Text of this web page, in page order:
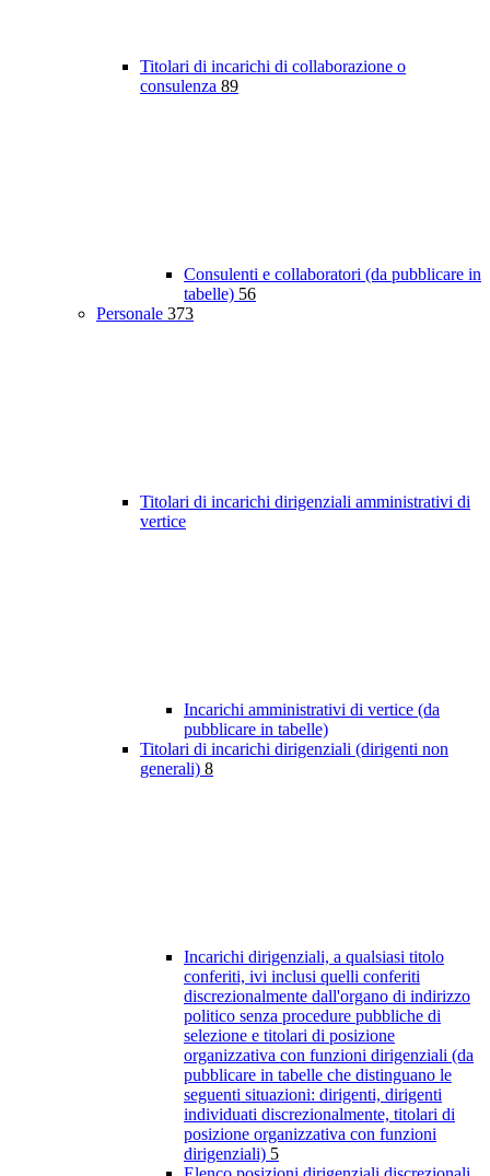
Titolari di incarichi di collaborazione o
consulenza 89
Consulenti e collaboratori (da pubblicare in
tabelle) 56
Personale 373
Titolari di incarichi dirigenziali amministrativi di
vertice
Incarichi amministrativi di vertice (da
pubblicare in tabelle)
Titolari di incarichi dirigenziali (dirigenti non
generali) 8
Incarichi dirigenziali, a qualsiasi titolo
conferiti, ivi inclusi quelli conferiti
discrezionalmente dall'organo di indirizzo
politico senza procedure pubbliche di
selezione e titolari di posizione
organizzativa con funzioni dirigenziali (da
pubblicare in tabelle che distinguano le
seguenti situazioni: dirigenti, dirigenti
individuati discrezionalmente, titolari di
posizione organizzativa con funzioni
dirigenziali) 5